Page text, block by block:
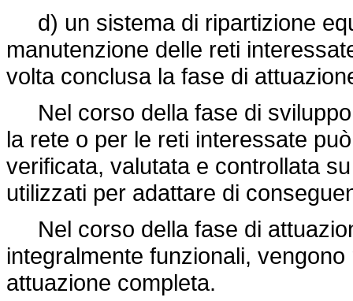
d) un sistema di ripartizione
manutenzione delle reti
volta conclusa la fase di
Nel corso della fase di
la rete o per le reti interessate
verificata, valutata e controllata
utilizzati per adattare di
Nel corso della fase di
integralmente funzionali,
attuazione completa.